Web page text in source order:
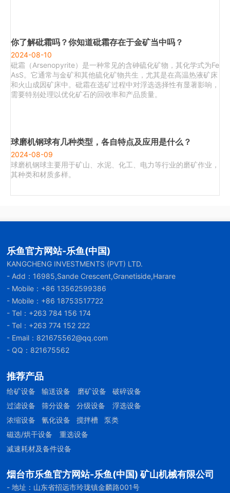
你了解砒霜吗？你知道砒霜存在于金矿当中吗？
2024-08-10
砒霜（Arsenopyrite）是一种常见的含砷硫化矿物，其化学式为Fe
AsS。它通常与金矿和其他硫化矿物共生，尤其是在高温热液矿床
和火山成因矿床中。砒霜在选矿过程中对浮选选择性有显著影响，
需要特别处理以优化矿石的回收率和产品质量。
球磨机钢球有几种类型，各自特点及应用是什么？
2024-08-09
球磨机钢球主要用于矿山、水泥、化工、电力等行业的磨矿作业，
其种类和材质多样。
乐鱼官方网站-乐鱼(中国)
KANGCHENG INVESTMENTS (PVT) LTD.
- Add：16985,Sande Crescent,Granetiside,Harare
- Mobile： +86 13562599386
- Mobile： +86 18753517722
- Tel： +263 784 156 174
- Tel： +263 774 152 222
- Email： 821675562@qq.com
- QQ：821675562
推荐产品
给矿设备 输送设备 磨矿设备
破碎设备
过滤设备
筛分设备 分级设备
浮选设备
浓缩设备
氰化设备 搅拌槽
泵类
磁选/烘干设备
重选设备
减速耗材及备件设备
烟台市乐鱼官方网站-乐鱼(中国) 矿山机械有限公司
- 地址：山东省招远市玲珑镇金麟路001号